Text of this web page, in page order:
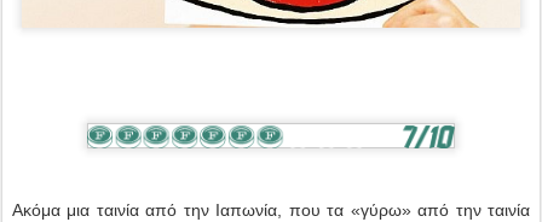
Ακόμα μια ταινία από την Ιαπωνία, που τα «γύρω» από την ταινία